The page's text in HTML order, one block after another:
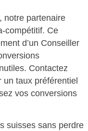
notre partenaire
compétitif. Ce
d’un Conseiller
Contactez
un taux préférentiel
vos conversions
suisses sans perdre